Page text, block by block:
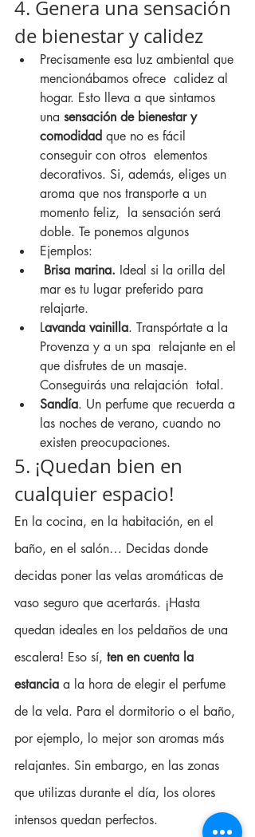
4. Genera una sensación
de bienestar y calidez
Precisamente esa luz ambiental que
mencionábamos ofrece  calidez al
hogar. Esto lleva a que sintamos
una sensación de bienestar y
comodidad que no es fácil
conseguir con otros  elementos
decorativos. Si, además, eliges un
aroma que nos transporte a un
momento feliz,
la sensación será
doble. Te ponemos algunos
Ejemplos:
Brisa marina. Ideal si la orilla del
mar es tu lugar preferido para
relajarte.
Lavanda vainilla. Transpórtate a la
Provenza y a un spa  relajante en el
que disfrutes de un masaje.
Conseguirás una relajación  total.
Sandía. Un perfume que recuerda a
las noches de verano, cuando no
existen preocupaciones.
5. ¡Quedan bien en
cualquier espacio!
En la cocina, en la habitación, en el
baño, en el salón… Decidas donde
decidas poner las velas aromáticas de
vaso seguro que acertarás. ¡Hasta
quedan ideales en los peldaños de una
escalera! Eso sí, ten en cuenta la
estancia a la hora de elegir el perfume
de la vela. Para el dormitorio o el baño,
por ejemplo, lo mejor son aromas más
relajantes. Sin embargo, en las zonas
que utilizas durante el día, los olores
intensos quedan perfectos.